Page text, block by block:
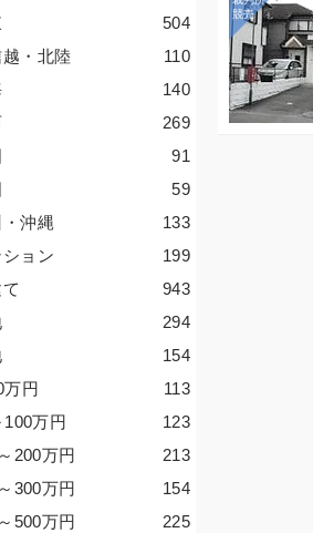
504
110
越・北陸
140
269
91
59
133
沖縄
199
ョン
943
294
154
113
万円
123
100万円
213
200万円
154
300万円
225
500万円